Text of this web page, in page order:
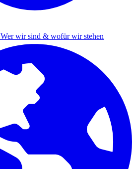
Wer wir sind & wofür wir stehen